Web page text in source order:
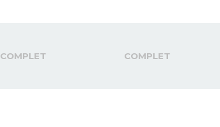
COMPLET COMPLET